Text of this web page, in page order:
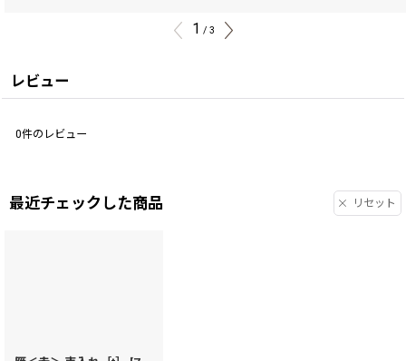
1 / 3
レビュー
0件のレビュー
最近チェックした商品 リセット